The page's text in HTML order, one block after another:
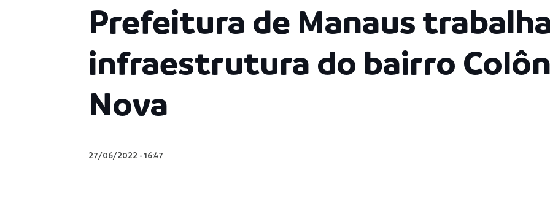
Prefeitura de Manaus
infraestrutura do bairro
Nova
27/06/2022 -16:47